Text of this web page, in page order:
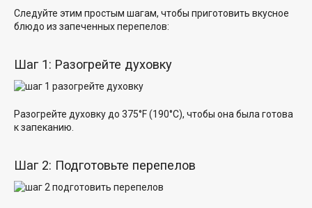
Следуйте этим простым шагам, чтобы приготовить вкусное
блюдо из запеченных перепелов:
Шаг 1: Разогрейте духовку
Разогрейте духовку до 375°F (190°C), чтобы она была готова
к запеканию.
Шаг 2: Подготовьте перепелов